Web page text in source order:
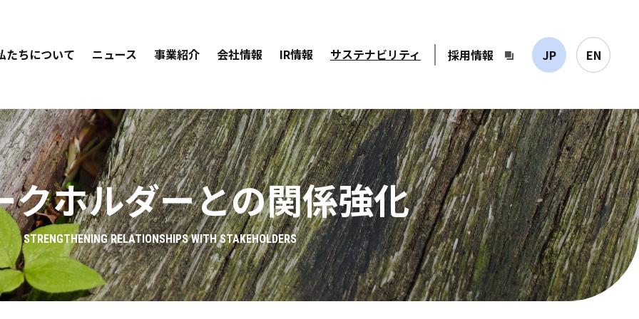
たちについて ニュース 事業紹介 会社情報 IR情報 サステナビリティ 採用情報 JP EN
クホルダーとの関係強化
STRENGTHENING RELATIONSHIPS WITH STAKEHOLDERS